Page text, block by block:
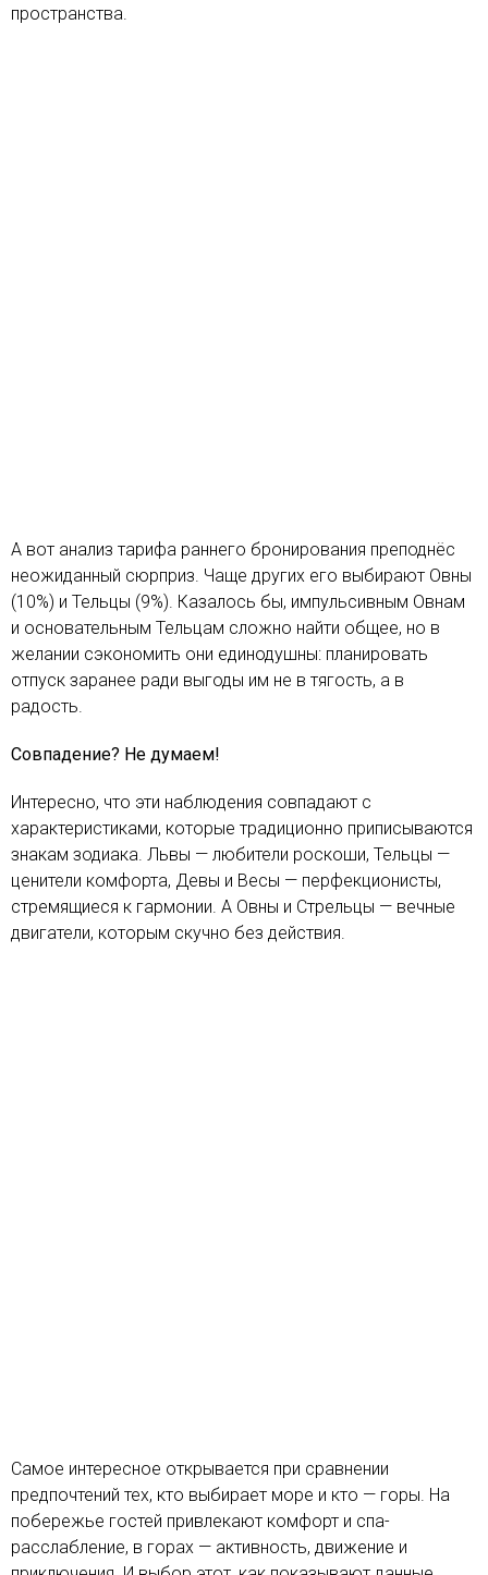
пространства.
А вот анализ тарифа раннего бронирования преподнёс
неожиданный сюрприз. Чаще других его выбирают Овны
(10%) и Тельцы (9%). Казалось бы, импульсивным Овнам
и основательным Тельцам сложно найти общее, но в
желании сэкономить они единодушны: планировать
отпуск заранее ради выгоды им не в тягость, а в
радость.
Совпадение? Не думаем!
Интересно, что эти наблюдения совпадают с
характеристиками, которые традиционно приписываются
знакам зодиака. Львы — любители роскоши, Тельцы —
ценители комфорта, Девы и Весы — перфекционисты,
стремящиеся к гармонии. А Овны и Стрельцы — вечные
двигатели, которым скучно без действия.
Самое интересное открывается при сравнении
предпочтений тех, кто выбирает море и кто — горы. На
побережье гостей привлекают комфорт и спа-
расслабление, в горах — активность, движение и